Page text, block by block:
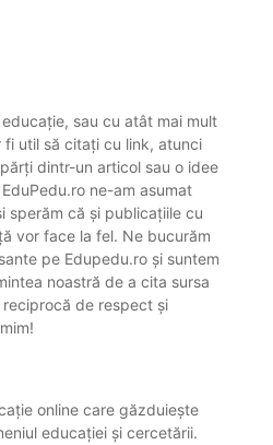
sau cu atât mai mult
util să citați cu link, atunci
dintr-un articol sau o idee
ne-am asumat
sperăm că și publicațiile cu
vor face la fel. Ne bucurăm
pe Edupedu.ro și suntem
noastră de a cita sursa
de respect și
online care găzduiește
educației și cercetării.